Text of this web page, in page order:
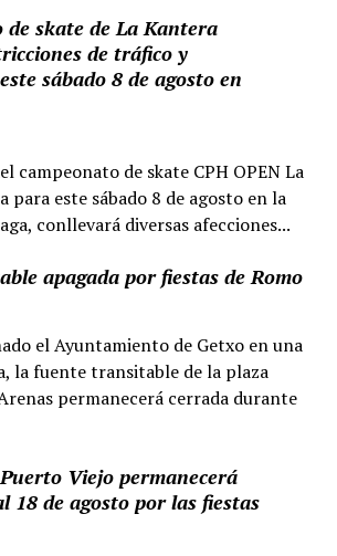
de skate de La Kantera
de tráfico y
sábado 8 de agosto en
campeonato de skate CPH OPEN La
para este sábado 8 de agosto en la
conllevará diversas afecciones...
apagada por fiestas de Romo
el Ayuntamiento de Getxo en una
la fuente transitable de la plaza
permanecerá cerrada durante
Viejo permanecerá
18 de agosto por las fiestas